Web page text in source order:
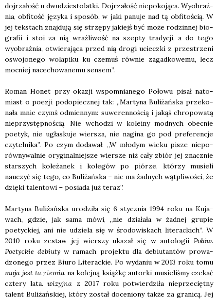
doj­rza­łość u dwu­dzie­sto­lat­ki. Doj­rza­łość nie­po­ko­ją­ca. Wyobraź­
nia, obfi­tość języ­ka i spo­sób, w jaki panu­je nad tą obfi­to­ścią. W
jej tek­stach znaj­du­ją się strzę­py jakiejś być może rodzin­nej bio­
gra­fii i stoi za nią wraż­li­wość na szep­ty tra­dy­cji, a do tego
wyobraź­nia, otwie­ra­ją­ca przed nią dro­gi uciecz­ki z prze­strze­ni
oswo­jo­ne­go wola­pi­ku ku cze­muś rów­nie zagad­ko­we­mu, lecz
moc­niej nace­cho­wa­ne­mu sen­sem”.
Roman Honet przy oka­zji wspo­mnia­ne­go Poło­wu pisał nato­
miast o poezji pod­opiecz­nej tak: „Mar­ty­na Buli­żań­ska prze­ko­
na­ła mnie czymś odmien­nym: suwe­ren­no­ścią i jakąś chro­po­wa­tą
nie­przy­stęp­no­ścią. Nie wcho­dzi w kole­iny mod­nych obec­nie
poetyk, nie ugła­sku­je wier­sza, nie nagi­na go pod pre­fe­ren­cje
czy­tel­ni­ka”. Po czym doda­wał: „W mło­dym wie­ku pisze nie­po­
rów­ny­wal­nie ory­gi­nal­niej­sze wier­sze niż cały zbiór jej znacz­nie
star­szych kole­ża­nek i kole­gów po pió­rze, któ­rzy musie­li
nauczyć się tego, co Buli­żań­ska – nie ma żad­nych wąt­pli­wo­ści, że
dzię­ki talen­to­wi – posia­da już teraz”.
Mar­ty­na Buli­żań­ska uro­dzi­ła się 6 stycz­nia 1994 roku na Kuja­
wach, gdzie, jak sama mówi, „nie dzia­ła­ła w żad­nej gru­pie
poetyc­kiej, ani nie udzie­la się w śro­do­wi­skach lite­rac­kich”. W
2010 roku zestaw jej wier­szy uka­zał się w anto­lo­gii Połów.
Poetyc­kie debiu­ty w ramach pro­jek­tu dla debiu­tan­tów pro­wa­
dzo­ne­go przez Biu­ro Lite­rac­kie. Po wyda­niu w 2013 roku tomu
moja jest ta zie­mia na kolej­ną książ­kę autor­ki musie­li­śmy cze­kać
czte­ry lata.wizyj­na z 2017 roku potwier­dzi­ła nie­prze­cięt­ny
talent Buli­żań­skiej, któ­ry został doce­nio­ny tak­że za gra­ni­cą. Jej